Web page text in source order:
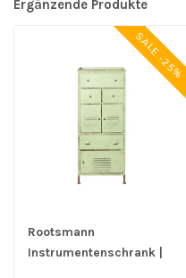
Ergänzende Produkte
SALE -25%
Rootsmann
Instrumentenschrank |